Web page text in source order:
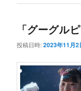
「グーグル
投稿日時:2023年11月2